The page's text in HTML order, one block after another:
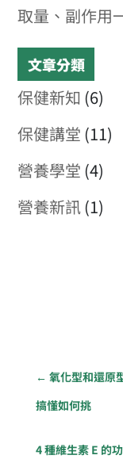
取量、副作用
文章分類
保健新知 (6)
保健講堂 (11)
營養學堂 (4)
營養新訊(1)
← 氧化型和還原
搞懂如何挑
4 種維生素 E 的